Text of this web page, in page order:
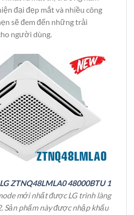
đại đẹp mắt và nhiều công
sẽ đem đến những trải
người dùng.
ZTNQ48LMLA0 48000BTU 1
mới nhất được LG trình làng
Sản phẩm này được nhập khẩu